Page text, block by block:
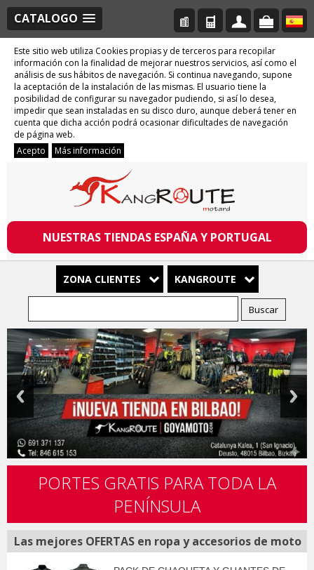
CATALOGO
Este sitio web utiliza Cookies propias y de terceros para recopilar
información con la finalidad de mejorar nuestros servicios, así como el
análisis de sus hábitos de navegación. Si continua navegando, supone
la aceptación de la instalación de las mismas. El usuario tiene la
posibilidad de configurar su navegador pudiendo, si así lo desea,
impedir que sean instaladas en su disco duro, aunque deberá tener en
cuenta que dicha acción podrá ocasionar dificultades de navegación
de página web.
Acepto
Más información
NUESTRAS TIENDAS ESPAÑA Y PORTUGAL
ZONA CLIENTES KANGROUTE
PORTES GRATIS PARA TODA LA
PENÍNSULA
Las mejores OFERTAS en ropa y accesorios de moto